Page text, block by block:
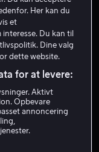
min
15 år
Her kan du
et
Du kan til
Dine valg
dette website.
for at levere:
Aktivt
Opbevare
annoncering